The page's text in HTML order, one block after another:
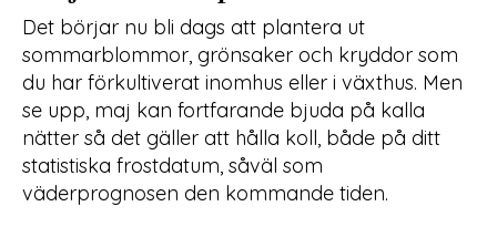
Det börjar nu bli dags att plantera ut
sommarblommor, grönsaker och kryddor som
du har förkultiverat inomhus eller i växthus. Men
se upp, maj kan fortfarande bjuda på kalla
nätter så det gäller att hålla koll, både på ditt
statistiska frostdatum, såväl som
väderprognosen den kommande tiden.